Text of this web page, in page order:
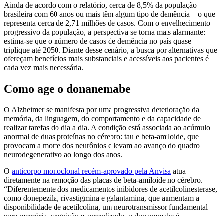
Ainda de acordo com o relatório, cerca de 8,5% da população
brasileira com 60 anos ou mais têm algum tipo de demência – o que
representa cerca de 2,71 milhões de casos. Com o envelhecimento
progressivo da população, a perspectiva se torna mais alarmante:
estima-se que o número de casos de demência no país quase
triplique até 2050. Diante desse cenário, a busca por alternativas que
ofereçam benefícios mais substanciais e acessíveis aos pacientes é
cada vez mais necessária.
Como age o donanemabe
O Alzheimer se manifesta por uma progressiva deterioração da
memória, da linguagem, do comportamento e da capacidade de
realizar tarefas do dia a dia. A condição está associada ao acúmulo
anormal de duas proteínas no cérebro: tau e beta-amiloide, que
provocam a morte dos neurônios e levam ao avanço do quadro
neurodegenerativo ao longo dos anos.
O anticorpo monoclonal recém-aprovado pela Anvisa atua
diretamente na remoção das placas de beta-amiloide no cérebro.
“Diferentemente dos medicamentos inibidores de acetilcolinesterase,
como donepezila, rivastigmina e galantamina, que aumentam a
disponibilidade de acetilcolina, um neurotransmissor fundamental